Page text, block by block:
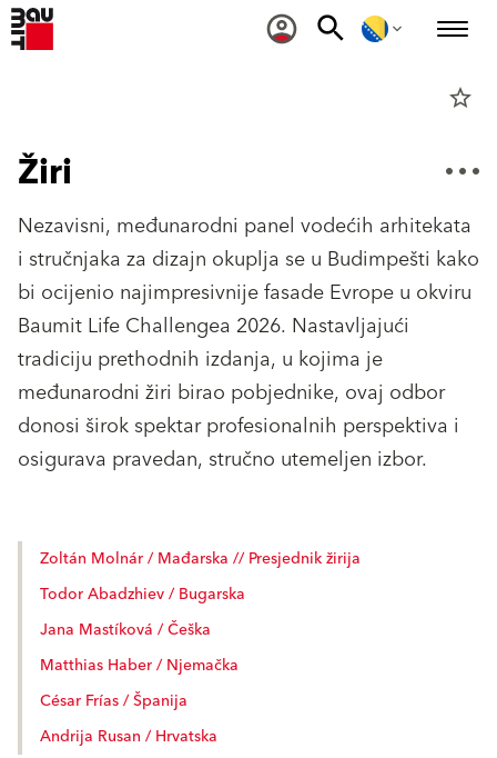
star_border
Žiri
Nezavisni, međunarodni panel vodećih arhitekata
i stručnjaka za dizajn okuplja se u Budimpešti kako
bi ocijenio najimpresivnije fasade Evrope u okviru
Baumit Life Challengea 2026. Nastavljajući
tradiciju prethodnih izdanja, u kojima je
međunarodni žiri birao pobjednike, ovaj odbor
donosi širok spektar profesionalnih perspektiva i
osigurava pravedan, stručno utemeljen izbor.
Zoltán Molnár / Mađarska // Presjednik žirija
Todor Abadzhiev / Bugarska
Jana Mastíková / Češka
Matthias Haber / Njemačka
César Frías / Španija
Andrija Rusan / Hrvatska